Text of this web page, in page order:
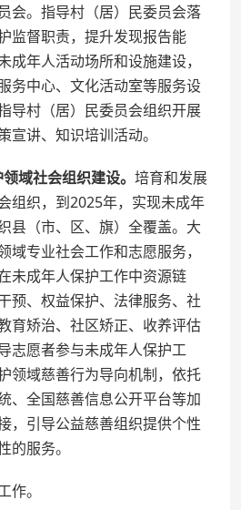
会。指导村（居）民委员会落
监督职责，提升发现报告能
成年人活动场所和设施建设，
务中心、文化活动室等服务设
导村（居）民委员会组织开展
宣讲、知识培训活动。
域社会组织建设。 培育和发展
组织，到2025年，实现未成年
县（市、区、旗）全覆盖。大
域专业社会工作和志愿服务，
未成年人保护工作中资源链
预、权益保护、法律服务、社
育矫治、社区矫正、收养评估
志愿者参与未成年人保护工
领域慈善行为导向机制，依托
、全国慈善信息公开平台等加
，引导公益慈善组织提供个性
的服务。
作。